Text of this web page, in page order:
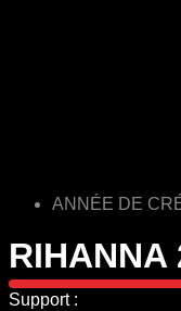
ANNÉE DE
RIHANNA
Support :